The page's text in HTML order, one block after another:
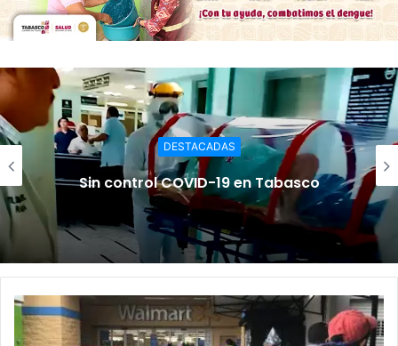
DESTACADAS
Sin control COVID-19 en Tabasco